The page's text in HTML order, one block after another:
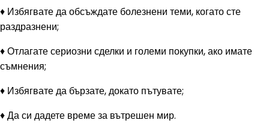
♦ Избягвате да обсъждате болезнени теми, когато сте
раздразнени;
♦ Отлагате сериозни сделки и големи покупки, ако имате
съмнения;
♦ Избягвате да бързате, докато пътувате;
♦ Да си дадете време за вътрешен мир.